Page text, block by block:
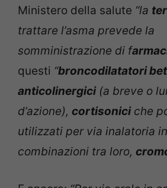
Ministero della salute “la
trattare l’asma prevede la
somministrazione di f
questi “broncodilatatori
anticolinergici(a breve o
d’azione), cortisoniciche
utilizzati per via inalatoria
combinazioni tra loro,